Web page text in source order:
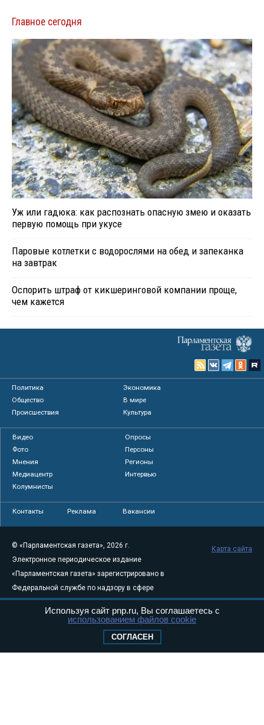
Главное сегодня
Уж или гадюка: как распознать опасную змею и оказать
первую помощь при укусе
Паровые котлетки с водорослями на обед и запеканка
на завтрак
Оспорить штраф от кикшеринговой компании проще,
чем кажется
Политика
Экономика
Общество
В мире
Происшествия
Культура
Видео
Опросы
Фото
Персоны
Мнения
Регионы
Медиацентр
Интервью
Колумнисты
Контакты Реклама Вакансии
© «Парламентская газета», 2026 г.
Электронное периодическое издание
«Парламентская газета» зарегистрировано в
Федеральной службе по надзору в сфере
связи, информационных технологий и
массовых коммуникаций (Роскомнадзор) 05
Свидетельство о регистрации Эл № ФС77-
Карта сайта
Используя сайт pnp.ru, Вы соглашаетесь с
использованием файлов cookie
СОГЛАСЕН